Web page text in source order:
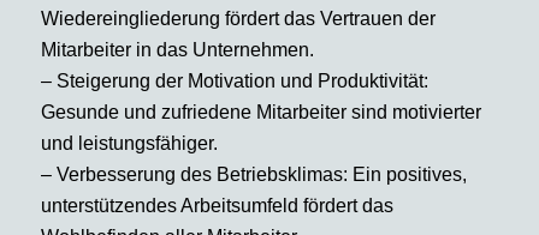
Wiedereingliederung fördert das Vertrauen der
Mitarbeiter in das Unternehmen.
– Steigerung der Motivation und Produktivität:
Gesunde und zufriedene Mitarbeiter sind motivierter
und leistungsfähiger.
– Verbesserung des Betriebsklimas: Ein positives,
unterstützendes Arbeitsumfeld fördert das